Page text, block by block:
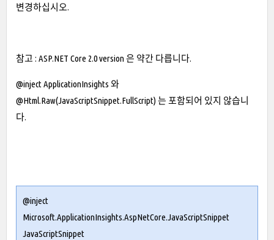
변경하십시오.
참고 : ASP.NET Core 2.0 version 은 약간 다릅니다.
@inject ApplicationInsights 와
@Html.Raw(JavaScriptSnippet.FullScript) 는 포함되어 있지 않습니
다.
@inject
Microsoft.ApplicationInsights.AspNetCore.JavaScriptSnippet
JavaScriptSnippet